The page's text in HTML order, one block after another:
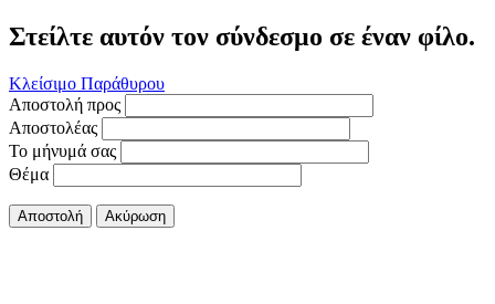
Στείλτε αυτόν τον σύνδεσμο σε έναν φίλο.
Κλείσιμο Παράθυρου
Αποστολή προς
Αποστολέας
Το μήνυμά σας
Θέμα
Αποστολή Ακύρωση